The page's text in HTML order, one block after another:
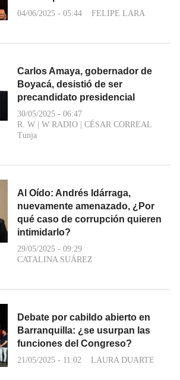
04/06/2025 - 05:44 FELIPE LARA
Carlos Amaya, gobernador de
Boyacá, desistió de ser
precandidato presidencial
30/05/2025 - 06:47
R. W | W RADIO | CÉSAR CORREAL
Tunja
Al Oído: Andrés Idárraga,
nuevamente amenazado, ¿Por
qué caso de corrupción quieren
intimidarlo?
29/05/2025 - 09:29
CATALINA SUÁREZ
Debate por cabildo abierto en
Barranquilla: ¿se usurpan las
funciones del Congreso?
21/05/2025 - 11:02 LAURA DUARTE